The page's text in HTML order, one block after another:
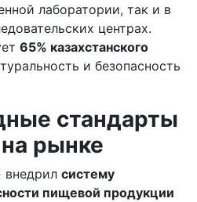
лаборатории, так и в
центрах.
65% казахстанского
и безопасность
стандарты
рынке
внедрил систему
пищевой продукции